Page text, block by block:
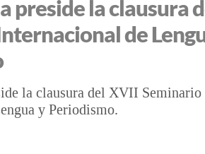
preside la clausura
de
la clausura del XVII Seminario
y Periodismo.